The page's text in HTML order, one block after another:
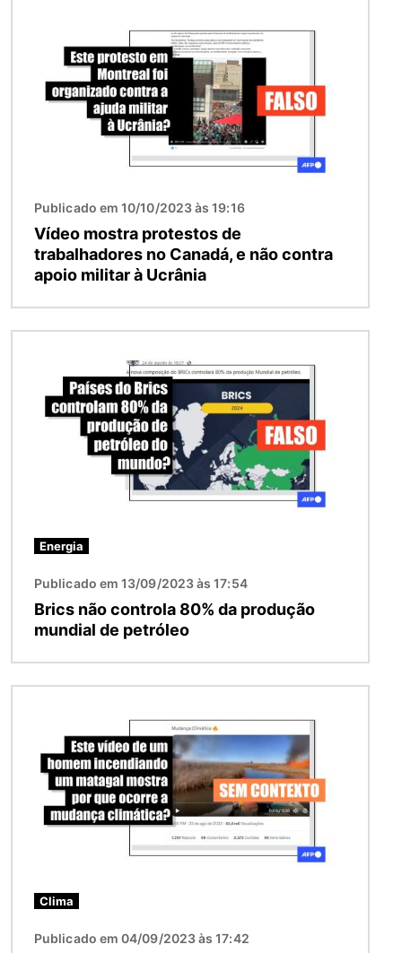
Publicado em 10/10/2023 às 19:16
Vídeo mostra protestos de
trabalhadores no Canadá, e não contra
apoio militar à Ucrânia
Energia
Publicado em 13/09/2023 às 17:54
Brics não controla 80% da produção
mundial de petróleo
Clima
Publicado em 04/09/2023 às 17:42